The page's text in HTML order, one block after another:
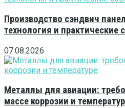
Производство сэндвич
технология и практические
07.08.2026
Металлы для авиации:
массе коррозии и